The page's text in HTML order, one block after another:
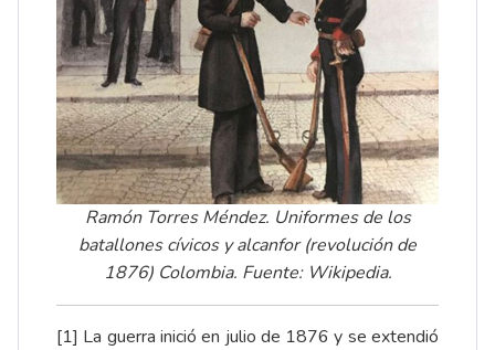
Ramón Torres Méndez. Uniformes de los
batallones cívicos y alcanfor (revolución de
1876) Colombia. Fuente: Wikipedia.
[1] La guerra inició en julio de 1876 y se extendió